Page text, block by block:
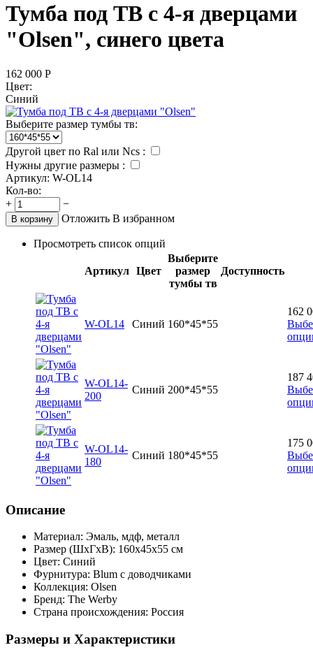
Тумба под ТВ с 4-я дверцами
"Olsen", синего цвета
162 000 Р
Цвет:
Синий
Выберите размер тумбы тв:
Другой цвет по Ral или Ncs :
Нужны другие размеры :
Артикул: W-OL14
Кол-во:
+
−
В корзину Отложить В избранном
Просмотреть список опций
Артикул Цвет
Выберите
размер
тумбы тв
Доступность
W-OL14 Синий 160*45*55
162
W-OL14-
200
Синий 200*45*55
187
W-OL14-
180
Синий 180*45*55
175
Описание
Материал: Эмаль, мдф, металл
Размер (ШхГхВ): 160х45х55 см
Цвет: Синий
Фурнитура: Blum с доводчиками
Коллекция: Olsen
Бренд: The Werby
Страна происхождения: Россия
Размеры и Характеристики